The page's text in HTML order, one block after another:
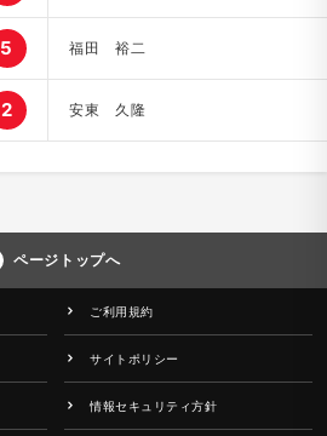
5 福田 裕二
2 安東 久隆
ページトップへ
ご利用規約
サイトポリシー
情報セキュリティ方針